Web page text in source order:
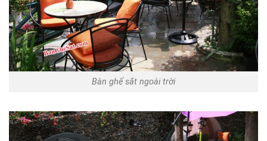
Bàn ghế sắt ngoài trời